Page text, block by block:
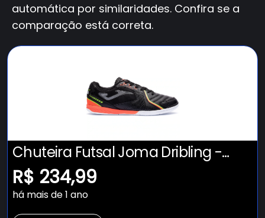
automática por similaridades. Confira se a
comparação está correta.
Chuteira Futsal Joma Dribling -
Adulto
R$ 234,99
há mais de 1 ano